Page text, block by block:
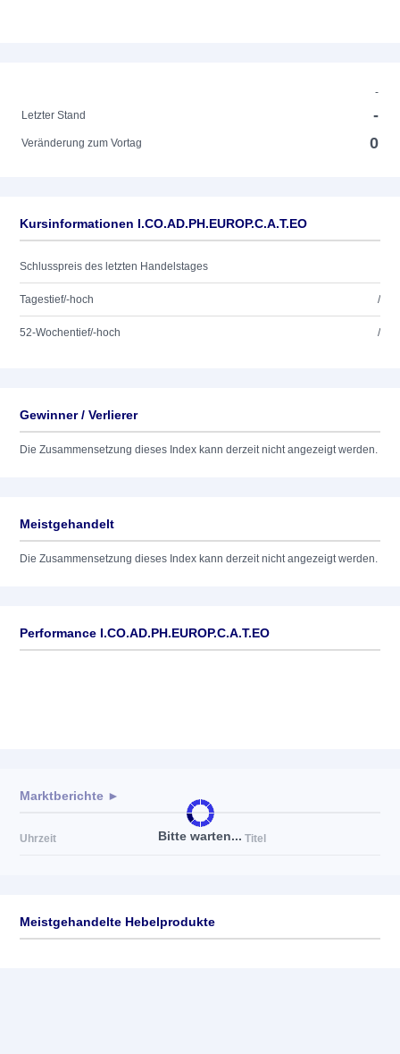
-
Letzter Stand
-
Veränderung zum Vortag 0
Kursinformationen I.CO.AD.PH.EUROP.C.A.T.EO
Schlusspreis des letzten Handelstages
Tagestief/-hoch /
52-Wochentief/-hoch /
Gewinner / Verlierer
Die Zusammensetzung dieses Index kann derzeit nicht angezeigt werden.
Meistgehandelt
Die Zusammensetzung dieses Index kann derzeit nicht angezeigt werden.
Performance I.CO.AD.PH.EUROP.C.A.T.EO
Bitte warten...
Marktberichte ►
Uhrzeit Titel
Meistgehandelte Hebelprodukte